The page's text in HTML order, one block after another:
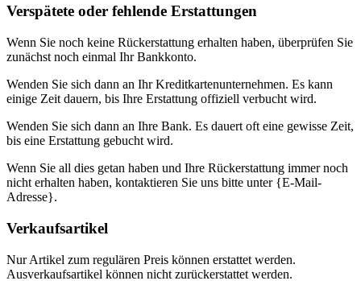
Verspätete oder fehlende Erstattungen
Wenn Sie noch keine Rückerstattung erhalten haben, überprüfen Sie
zunächst noch einmal Ihr Bankkonto.
Wenden Sie sich dann an Ihr Kreditkartenunternehmen. Es kann
einige Zeit dauern, bis Ihre Erstattung offiziell verbucht wird.
Wenden Sie sich dann an Ihre Bank. Es dauert oft eine gewisse Zeit,
bis eine Erstattung gebucht wird.
Wenn Sie all dies getan haben und Ihre Rückerstattung immer noch
nicht erhalten haben, kontaktieren Sie uns bitte unter {E-Mail-
Adresse}.
Verkaufsartikel
Nur Artikel zum regulären Preis können erstattet werden.
Ausverkaufsartikel können nicht zurückerstattet werden.